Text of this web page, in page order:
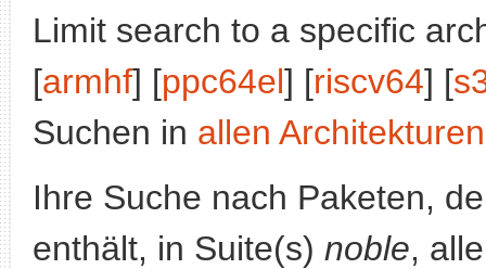
Limit search to a specific
[armhf] [ppc64el] [riscv64] [
Suchen in allen Architekturen
Ihre Suche nach Paketen,
enthält, in Suite(s) noble,